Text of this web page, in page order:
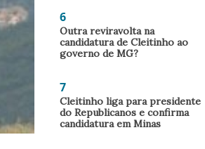
6
Outra reviravolta na
candidatura de Cleitinho ao
governo de MG?
7
Cleitinho liga para presidente
do Republicanos e confirma
candidatura em Minas